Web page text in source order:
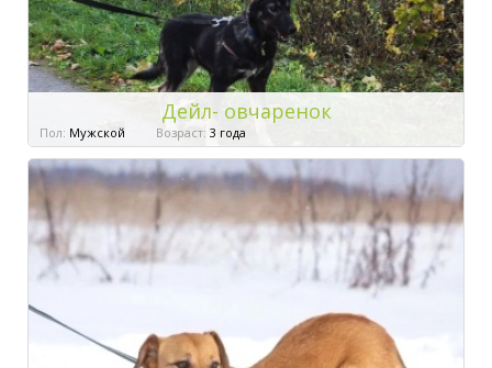
Дейл- овчаренок
Пол: Мужской Возраст: 3 года